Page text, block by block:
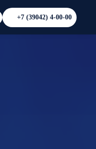
+7 (39042) 4-00-00